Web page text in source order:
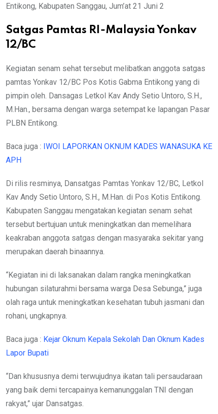
Entikong, Kabupaten Sanggau, Jum’at 21 Juni 2
Satgas Pamtas RI-Malaysia Yonkav
12/BC
Kegiatan senam sehat tersebut melibatkan anggota satgas
pamtas Yonkav 12/BC Pos Kotis Gabma Entikong yang di
pimpin oleh. Dansagas Letkol Kav Andy Setio Untoro, S.H.,
M.Han., bersama dengan warga setempat ke lapangan Pasar
PLBN Entikong.
Baca juga : IWOI LAPORKAN OKNUM KADES WANASUKA KE
APH
Di rilis resminya, Dansatgas Pamtas Yonkav 12/BC, Letkol
Kav Andy Setio Untoro, S.H., M.Han. di Pos Kotis Entikong.
Kabupaten Sanggau mengatakan kegiatan senam sehat
tersebut bertujuan untuk meningkatkan dan memelihara
keakraban anggota satgas dengan masyaraka sekitar yang
merupakan daerah binaannya.
“Kegiatan ini di laksanakan dalam rangka meningkatkan
hubungan silaturahmi bersama warga Desa Sebunga,” juga
olah raga untuk meningkatkan kesehatan tubuh jasmani dan
rohani, ungkapnya.
Baca juga : Kejar Oknum Kepala Sekolah Dan Oknum Kades
Lapor Bupati
“Dan khususnya demi terwujudnya ikatan tali persaudaraan
yang baik demi tercapainya kemanunggalan TNI dengan
rakyat,” ujar Dansatgas.